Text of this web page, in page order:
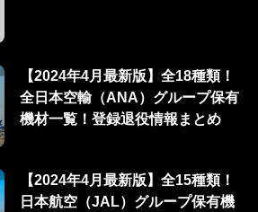
【2024年4月最新版】全18種類！
全日本空輸（ANA）グループ保有
機材一覧！登録退役情報まとめ
【2024年4月最新版】全15種類！
日本航空（JAL）グループ保有機